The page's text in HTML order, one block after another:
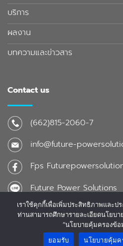
บริการ
ผลงาน
บทความและข่าวสาร
Contact us
(662)815-2060-7
info@future-
Fps
Future Power Solutions
2026 © www.future-
Developed byCJ
เราใช้คุกกี้เพื่อเพิ่มประสิทธิภาพและป
ท่านสามารถศึกษารายละเอียดนโยบ
“นโยบายคุ้มครองข้
ยอมรับ
นโยบายคุ้ม